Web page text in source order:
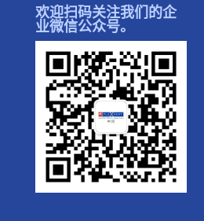
欢迎扫码关注我们的企
业微信公众号。